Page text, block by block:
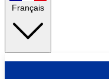
Français